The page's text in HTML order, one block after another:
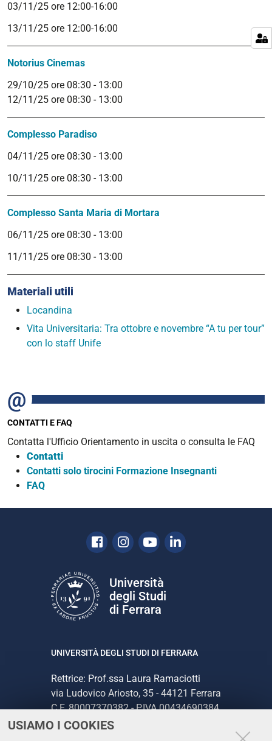
USIAMO I COOKIES
03/11/25 ore 12:00-16:00
13/11/25 ore 12:00-16:00
Notorius Cinemas
29/10/25 ore 08:30 - 13:00
12/11/25 ore 08:30 - 13:00
Complesso Paradiso
04/11/25 ore 08:30 - 13:00
10/11/25 ore 08:30 - 13:00
Complesso Santa Maria di Mortara
06/11/25 ore 08:30 - 13:00
11/11/25 ore 08:30 - 13:00
Materiali utili
Locandina
Vita Universitaria: Tra ottobre e novembre “A tu per tour”
con lo staff Unife
CONTATTI E FAQ
Contatta l'Ufficio Orientamento in uscita o consulta le FAQ
Contatti
Contatti solo tirocini Formazione Insegnanti
FAQ
Facebook
Instagram
YoutubeLinkedin
Università
degli Studi
di Ferrara
UNIVERSITÀ DEGLI STUDI DI FERRARA
Rettrice: Prof.ssa Laura Ramaciotti
via Ludovico Ariosto, 35 - 44121 Ferrara
C.F. 80007370382 - P.IVA 00434690384